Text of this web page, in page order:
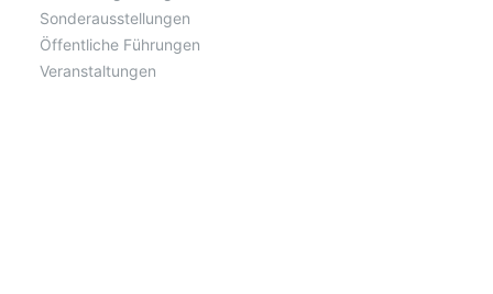
Sonderausstellungen
Öffentliche Führungen
Veranstaltungen